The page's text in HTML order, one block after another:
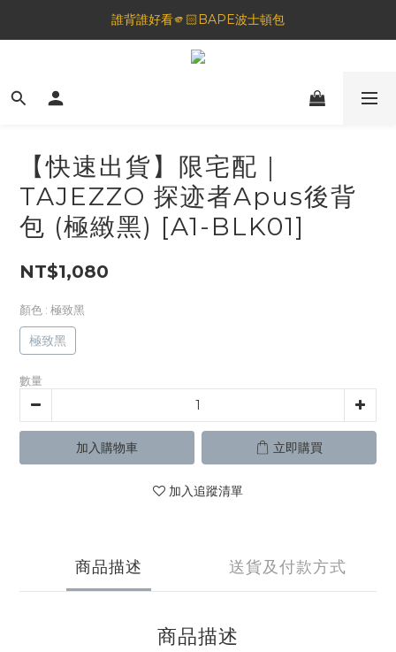
🦟蚊蟲都逃不過！可折疊伸縮電拍⚡️
一夜好眠🌙 無印良品 晚安噴霧💤
【快速出貨】限宅配｜
TAJEZZO 探迹者Apus後背
包 (極緻黑) [A1-BLK01]
NT$1,080
顏色 : 極致黑
極致黑
數量
加入購物車 立即購買
加入追蹤清單
商品描述 送貨及付款方式
商品描述